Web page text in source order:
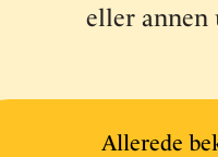
eller annen
Allerede